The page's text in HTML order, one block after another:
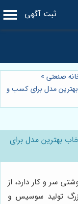
ثبت آگهی
صنعتی »
مدل برای کسب و
بهترین مدل برای
سر و کار دارد، از
تولید سوسیس و